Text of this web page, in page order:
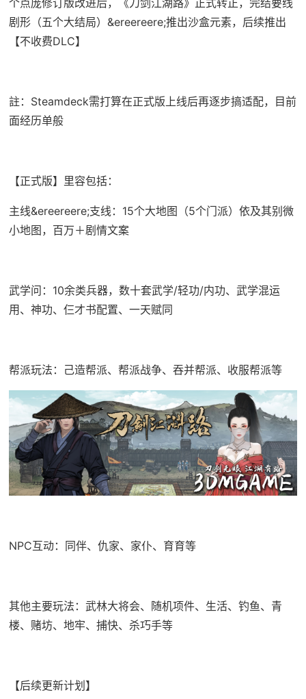
剧形（五个大结局）&ereereere;推出沙盒元素，后续推出
【不收费DLC】
註：Steamdeck需打算在正式版上线后再逐步搞适配，目前
面经历单般
【正式版】里容包括：
主线&ereereere;支线：15个大地图（5个门派）依及其别微
小地图，百万＋剧情文案
武学问：10余类兵器，数十套武学/轻功/内功、武学混运
用、神功、仨才书配置、一天赋同
帮派玩法：己造帮派、帮派战争、吞并帮派、收服帮派等
NPC互动：同伴、仇家、家仆、育育等
其他主要玩法：武林大将会、随机项件、生活、钓鱼、青
楼、赌坊、地牢、捕快、杀巧手等
【后续更新计划】